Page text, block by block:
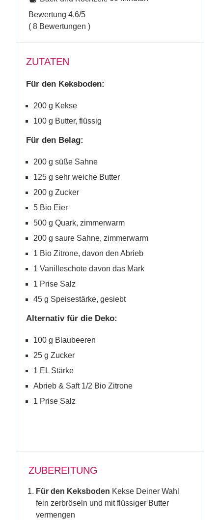
Bewertung 4.6/5
( 8 Bewertungen )
ZUTATEN
Für den Keksboden:
200 g Kekse
100 g Butter, flüssig
Für den Belag:
200 g süße Sahne
125 g sehr weiche Butter
200 g Zucker
5 Bio Eier
500 g Quark, zimmerwarm
200 g saure Sahne, zimmerwarm
1 Bio Zitrone, davon den Abrieb
1 Vanilleschote davon das Mark
1 Prise Salz
45 g Speisestärke, gesiebt
Alternativ für die Deko:
100 g Blaubeeren
25 g Zucker
1 EL Stärke
Abrieb & Saft 1/2 Bio Zitrone
1 Prise Salz
ZUBEREITUNG
Für den Keksboden Kekse Deiner Wahl
fein zerbröseln und mit flüssiger Butter
vermengen